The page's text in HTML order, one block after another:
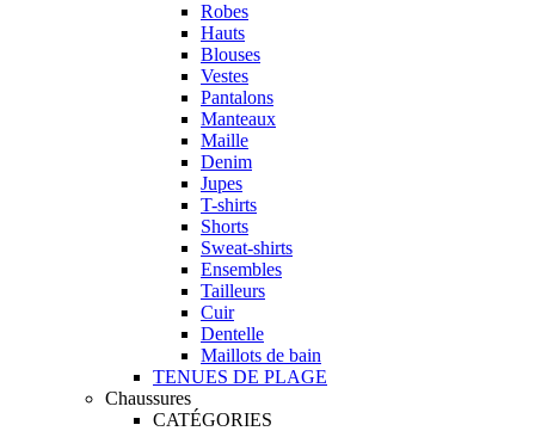
Robes
Hauts
Blouses
Vestes
Pantalons
Manteaux
Maille
Denim
Jupes
T-shirts
Shorts
Sweat-shirts
Ensembles
Tailleurs
Cuir
Dentelle
Maillots de bain
TENUES DE PLAGE
Chaussures
CATÉGORIES